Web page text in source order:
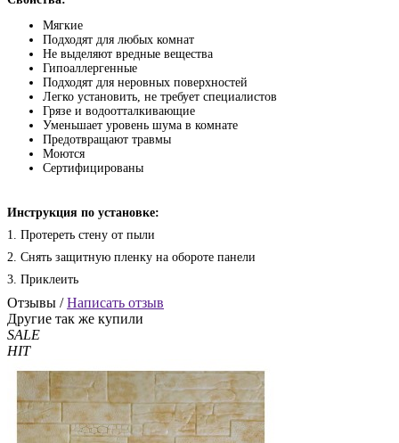
Мягкие
Подходят для любых комнат
Не выделяют вредные вещества
Гипоаллергенные
Подходят для неровных поверхностей
Легко установить, не требует специалистов
Грязе и водоотталкивающие
Уменьшает уровень шума в комнате
Предотвращают травмы
Моются
Сертифицированы
Инструкция по установке:
1. Протереть стену от пыли
2. Снять защитную пленку на обороте панели
3. Приклеить
Отзывы /Написать отзыв
Другие так же купили
SALE
HIT